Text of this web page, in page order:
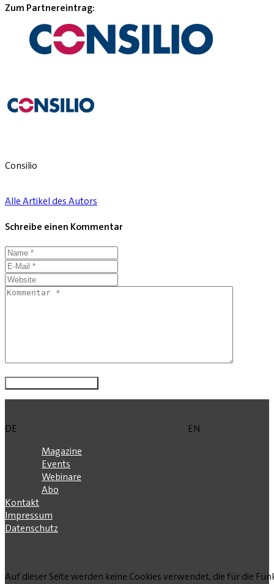
Zum Partnereintrag:
Consilio
Alle Artikel des Autors
Schreibe einen Kommentar
DE
EN
Magazine
Events
Webinare
Abo
Kontakt
Impressum
Datenschutz
Auf dieser Seite werden keine Cookies verwendet, die für die